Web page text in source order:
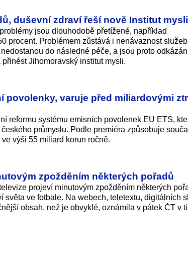
duševní zdraví řeší nově Institut mysli
jsou dlouhodobě přetížené, například
procent. Problémem zůstává i nenávaznost
do následné péče, a jsou proto
Jihomoravský institut mysli.
povolenky, varuje před miliardovými
reformu systému emisních povolenek EU ETS,
průmyslu. Podle premiéra způsobuje
výši 55 miliard korun ročně.
zpožděním některých pořadů
projeví minutovým zpožděním některých
světa ve fotbale. Na webech, teletextu, digitálních
obsah, než je obvyklé, oznámila v pátek ČT v